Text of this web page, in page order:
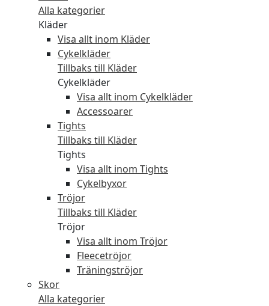
Alla kategorier
Kläder
Visa allt inom Kläder
Cykelkläder
Tillbaks till Kläder
Cykelkläder
Visa allt inom Cykelkläder
Accessoarer
Tights
Tillbaks till Kläder
Tights
Visa allt inom Tights
Cykelbyxor
Tröjor
Tillbaks till Kläder
Tröjor
Visa allt inom Tröjor
Fleecetröjor
Träningströjor
Skor
Alla kategorier